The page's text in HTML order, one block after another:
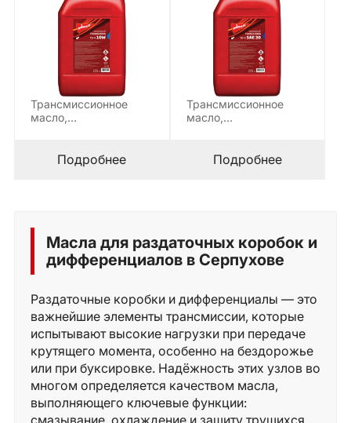
Трансмиссионное
масло,
приводных валов
тяжеловесной
Подробнее
Трансмиссионное
масло,
приводных валов
тяжеловесной
Подробнее
Масла для раздаточных коробок и
дифференциалов в Серпухове
Раздаточные коробки и дифференциалы — это
важнейшие элементы трансмиссии, которые
испытывают высокие нагрузки при передаче
крутящего момента, особенно на бездорожье
или при буксировке. Надёжность этих узлов во
многом определяется качеством масла,
выполняющего ключевые функции:
смазывание, охлаждение и защиту трущихся